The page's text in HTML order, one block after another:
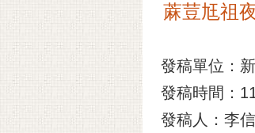
蔴荳尪祖
發稿單位：
發稿時間：
發稿人：李